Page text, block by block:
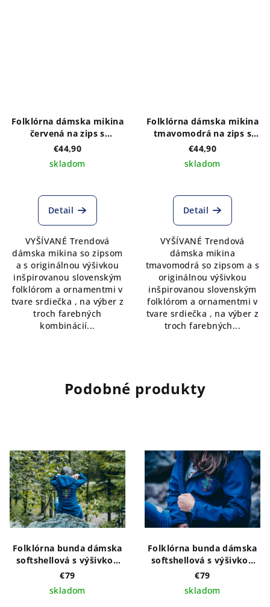
Folklórna dámska mikina
červená na zips s
výšivkou na prednom a
výber z troch farebných
€44,90
skladom
Detail
VYŠÍVANÉ Trendová
dámska mikina so zipsom
a s originálnou výšivkou
inšpirovanou slovenským
folklórom a ornamentmi v
tvare srdiečka , na výber z
troch farebných
kombinácií...
Folklórna dámska mikina
tmavomodrá na zips s
výšivkou na prednom a
výber z troch farebných
€44,90
skladom
Detail
VYŠÍVANÉ Trendová
dámska mikina
tmavomodrá so zipsom a s
originálnou výšivkou
inšpirovanou slovenským
folklórom a ornamentmi v
tvare srdiečka , na výber z
troch farebných...
Podobné produkty
Folklórna bunda dámska
softshellová s výšivkou
vzor ADAM vpredu a
vzadu
€79
skladom
Folklórna bunda dámska
softshellová s výšivkou
vzor ADAM vyšité na
prednom diele
€79
skladom